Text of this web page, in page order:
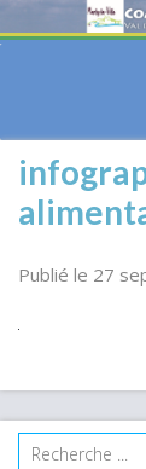
Publié le 27